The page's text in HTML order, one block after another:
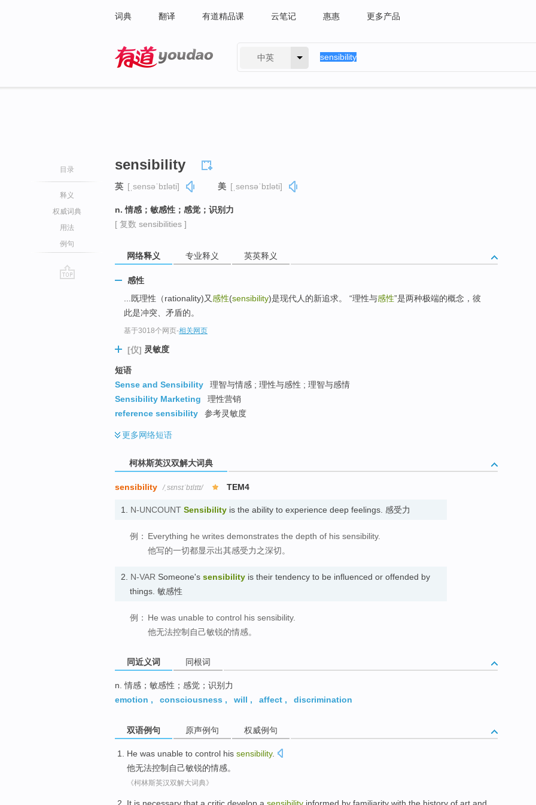
词典 翻译 有道精品课 云笔记 惠惠 更多产品
中英
目录
释义
权威词典
用法
例句
sensibility
英 [ˌsensəˈbɪləti] 美 [ˌsensəˈbɪləti]
n. 情感；敏感性；感觉；识别力
[ 复数 sensibilities ]
网络释义 专业释义 英英释义
感性
...既理性（rationality)又感性(sensibility)是现代人的新追求。 “理性与感性”是两种极端的概念，彼
此是冲突、矛盾的。
基于3018个网页-相关网页
[仪] 灵敏度
短语
Sense and Sensibility
理智与情感 ; 理性与感性 ; 理智与感情
Sensibility Marketing
理性营销
reference sensibility
参考灵敏度
更多网络短语
柯林斯英汉双解大词典
sensibility /ˌsɛnsɪˈbɪlɪtɪ/ TEM4
1. N-UNCOUNT Sensibility is the ability to experience deep feelings. 感受力
例： Everything he writes demonstrates the depth of his sensibility.
他写的一切都显示出其感受力之深切。
2. N-VAR Someone's sensibility is their tendency to be influenced or offended by
things. 敏感性
例： He was unable to control his sensibility.
他无法控制自己敏锐的情感。
同近义词 同根词
n. 情感；敏感性；感觉；识别力
emotion , consciousness , will , affect , discrimination
双语例句 原声例句 权威例句
He was unable to control his sensibility.
他无法控制 自己敏锐的情感。
《柯林斯英汉双解大词典》